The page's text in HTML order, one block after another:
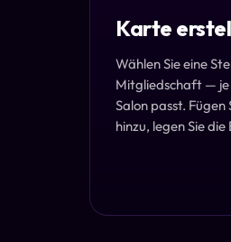
Karte
Wählen Sie eine
Mitgliedschaft — je
Salon passt.
hinzu, legen Sie